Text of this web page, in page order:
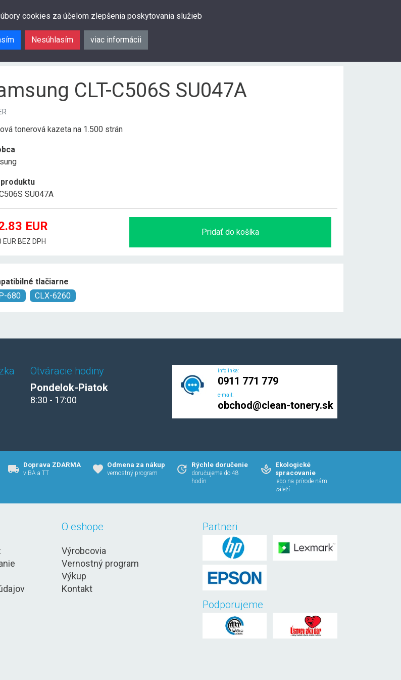
cookies za účelom zlepšenia poskytovania služieb
Nesúhlasím viac informácii
CLT-C506S SU047A
tonerová kazeta na 1.500 strán
SU047A
EUR
EUR BEZ DPH
Pridať do košíka
tlačiarne
680
CLX-6260
Otváracie hodiny
Pondelok-Piatok
8:30 - 17:00
infolinka:
0911 771 779
e-mail:
obchod@clean-tonery.sk
Doprava ZDARMA
v BA a TT
Odmena za nákup
vernostný program
Rýchle doručenie
doručujeme do 48
hodín
Ekologické
spracovanie
lebo na prírode nám
záleží
O eshope
Výrobcovia
Vernostný program
Výkup
Kontakt
Partneri
Podporujeme